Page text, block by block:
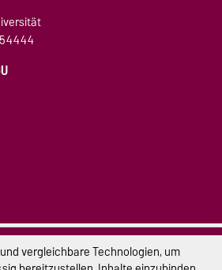
Impressum
vergleichbare Technologien, um